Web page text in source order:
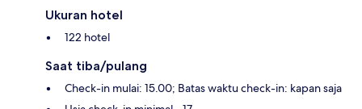
Ukuran hotel
122 hotel
Saat tiba/pulang
Check-in mulai: 15.00; Batas waktu check-in: kapan saja